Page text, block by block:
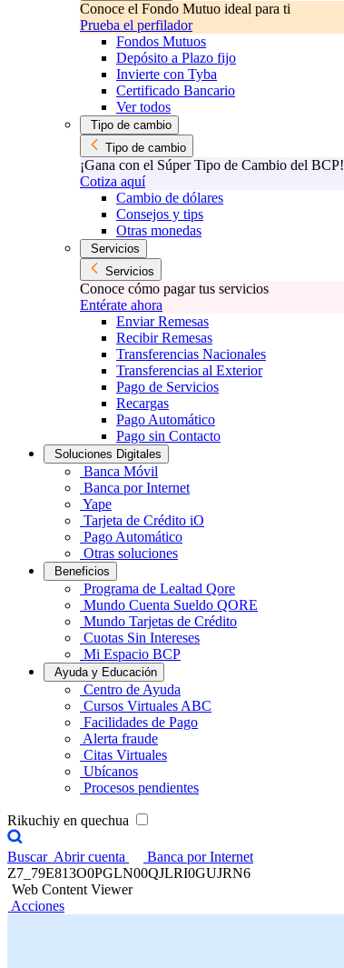
Conoce el Fondo Mutuo ideal para ti
Prueba el perfilador
Fondos Mutuos
Depósito a Plazo fijo
Invierte con Tyba
Certificado Bancario
Ver todos
Tipo de cambio
Tipo de cambio
¡Gana con el Súper Tipo de Cambio del BCP!
Cotiza aquí
Cambio de dólares
Consejos y tips
Otras monedas
Servicios
Servicios
Conoce cómo pagar tus servicios
Entérate ahora
Enviar Remesas
Recibir Remesas
Transferencias Nacionales
Transferencias al Exterior
Pago de Servicios
Recargas
Pago Automático
Pago sin Contacto
Soluciones Digitales
Banca Móvil
Banca por Internet
Yape
Tarjeta de Crédito iO
Pago Automático
Otras soluciones
Beneficios
Programa de Lealtad Qore
Mundo Cuenta Sueldo QORE
Mundo Tarjetas de Crédito
Cuotas Sin Intereses
Mi Espacio BCP
Ayuda y Educación
Centro de Ayuda
Cursos Virtuales ABC
Facilidades de Pago
Alerta fraude
Citas Virtuales
Ubícanos
Procesos pendientes
Rikuchiy en quechua
Buscar Abrir cuenta
Banca por Internet
Z7_79E813O0PGLN00QJLRI0GUJRN6
Web Content Viewer
Acciones